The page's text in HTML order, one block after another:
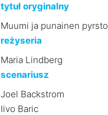
tytuł oryginalny
Muumi ja punainen
reżyseria
Maria Lindberg
scenariusz
Joel Backstrom
Iivo Baric